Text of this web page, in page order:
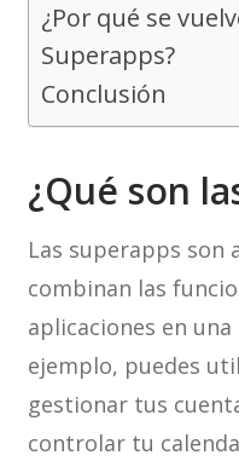
¿Por qué se
Superapps?
Conclusión
¿Qué son
Las superapps son
combinan las
aplicaciones en
ejemplo, puedes
gestionar tus
controlar tu